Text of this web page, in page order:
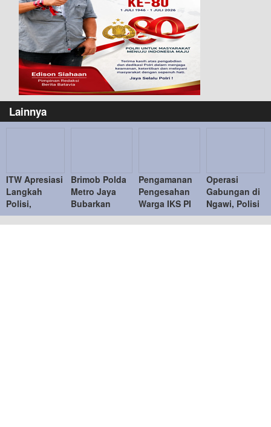
Lainnya
ITW Apresiasi
Langkah
Polisi,
Ingatkan
Penindakan
Brimob Polda
Metro Jaya
Bubarkan
Balap Liar,
Tujuh Motor
Pengamanan
Pengesahan
Warga IKS PI
Kera Sakti
Tertib,
Operasi
Gabungan di
Ngawi, Polisi
Tindak
Puluhan